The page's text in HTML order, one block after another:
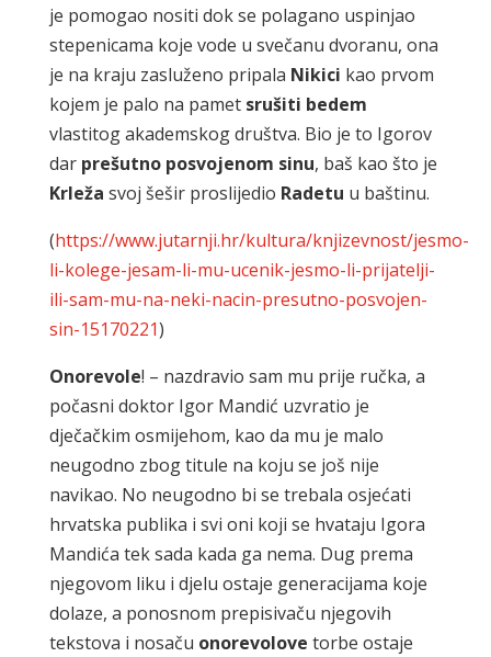
je pomogao nositi dok se polagano uspinjao
stepenicama koje vode u svečanu dvoranu, ona
je na kraju zasluženo pripala Nikici kao prvom
kojem je palo na pamet srušiti bedem
vlastitog akademskog društva. Bio je to Igorov
dar prešutno posvojenom sinu, baš kao što je
Krleža svoj šešir proslijedio Radetu u baštinu.
(https://www.jutarnji.hr/kultura/knjizevnost/jesmo-
li-kolege-jesam-li-mu-ucenik-jesmo-li-prijatelji-
ili-sam-mu-na-neki-nacin-presutno-posvojen-
sin-15170221)
Onorevole! – nazdravio sam mu prije ručka, a
počasni doktor Igor Mandić uzvratio je
dječačkim osmijehom, kao da mu je malo
neugodno zbog titule na koju se još nije
navikao. No neugodno bi se trebala osjećati
hrvatska publika i svi oni koji se hvataju Igora
Mandića tek sada kada ga nema. Dug prema
njegovom liku i djelu ostaje generacijama koje
dolaze, a ponosnom prepisivaču njegovih
tekstova i nosaču onorevolove torbe ostaje